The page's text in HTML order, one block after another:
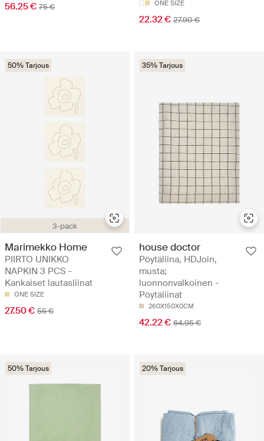
56.25 € 75 € ONE SIZE
22.32 € 27.90 €
3-pack
50% Tarjous
Marimekko Home
PIIRTO UNIKKO
NAPKIN 3 PCS -
Kankaiset lautasliinat
ONE SIZE
27.50 € 55 €
35% Tarjous
house doctor
Pöytäliina, HDJoin,
musta;
luonnonvalkoinen -
Pöytäliinat
260X150X0CM
42.22 € 64.95 €
50% Tarjous 20% Tarjous